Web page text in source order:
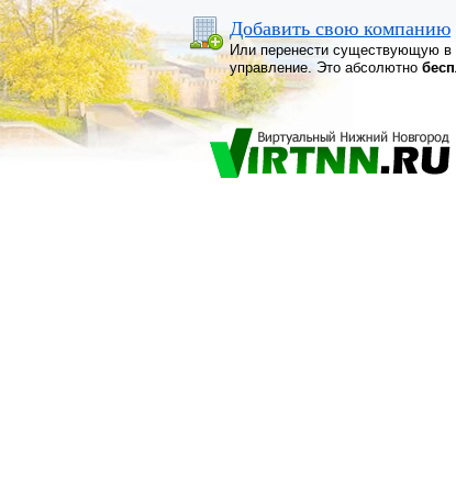
Добавить свою компанию
Или перенести существующую в
управление. Это абсолютно